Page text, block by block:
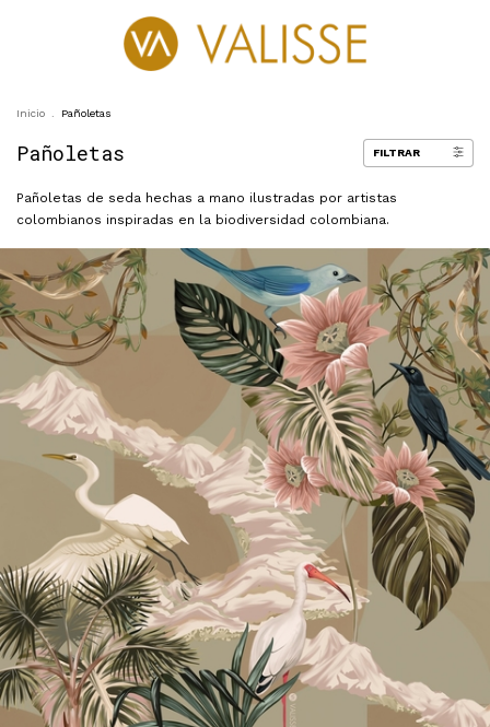
Inicio Pañoletas
Pañoletas FILTRAR
Pañoletas de seda hechas a mano ilustradas por artistas
colombianos inspiradas en la biodiversidad colombiana.